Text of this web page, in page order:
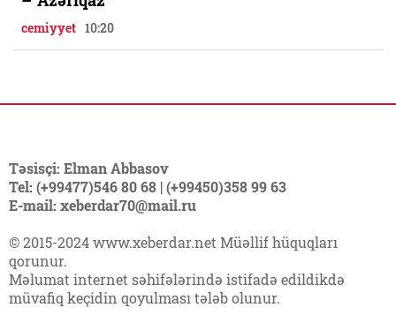
cemiyyet 10:20
Təsisçi: Elman Abbasov
Tel: (+99477)546 80 68 | (+99450)358 99 63
E-mail: xeberdar70@mail.ru
© 2015-2024 www.xeberdar.net Müəllif hüquqları
qorunur.
Məlumat internet səhifələrində istifadə edildikdə
müvafiq keçidin qoyulması tələb olunur.